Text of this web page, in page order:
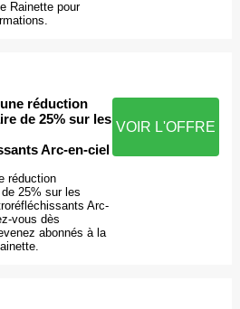
Rainette pour
réduction
de 25% sur les
Arc-en-ciel
réduction
25% sur les
Arc-
vous dès
abonnés à la
VOIR L'OFFRE